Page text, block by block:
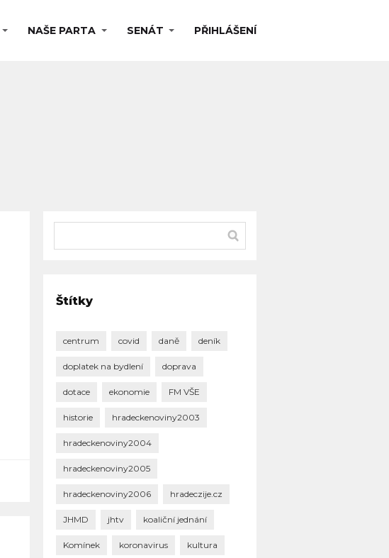
NAŠE PARTA SENÁT PŘIHLÁŠENÍ
Štítky
centrum covid daně deník
doplatek na bydlení doprava
dotace ekonomie FM VŠE
historie hradeckenoviny2003
hradeckenoviny2004
hradeckenoviny2005
hradeckenoviny2006 hradeczije.cz
JHMD jhtv koaliční jednání
Komínek koronavirus kultura